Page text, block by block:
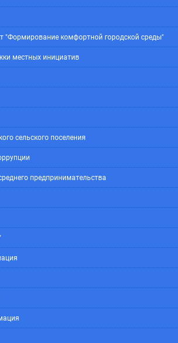
"Формирование комфортной городской среды"
местных инициатив
сельского поселения
предпринимательства